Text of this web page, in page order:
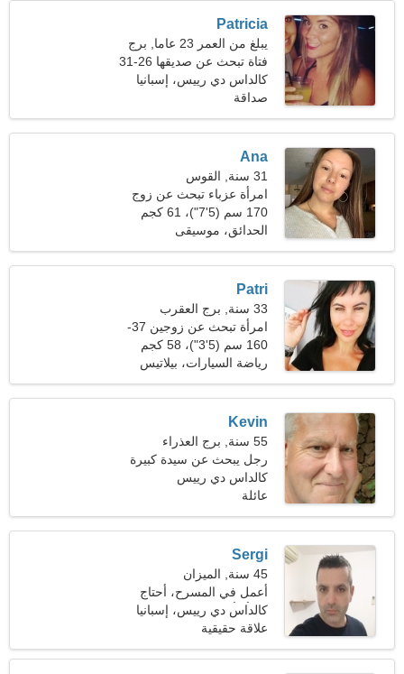
Patricia
يبلغ من العمر 23 عاما, برج
الحمل
فتاة تبحث عن صديقها 26-31
كالداس دي رييس، إسبانيا
صداقة
Ana
31 سنة, القوس
امرأة عزباء تبحث عن زوج
170 سم (5'7")، 61 كجم
(134 رطلا)
الحدائق، موسيقى
Patri
33 سنة, برج العقرب
امرأة تبحث عن زوجين 37-
40
160 سم (5'3")، 58 كجم
(127 رطلا)رياضة السيارات، بيلاتيس
Kevin
55 سنة, برج العذراء
رجل يبحث عن سيدة كبيرة
45-51
كالداس دي رييس
عائلة
Sergi
45 سنة, الميزان
أعمل في المسرح، أحتاج
امرأة أنيقة
كالداس دي رييس، إسبانيا
علاقة حقيقية